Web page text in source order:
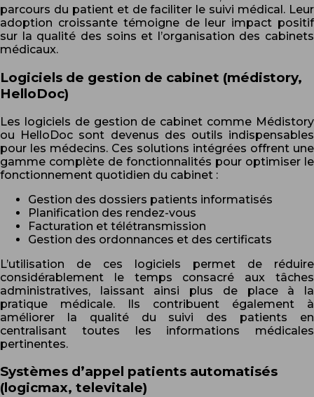
parcours du patient et de faciliter le suivi médical. Leur
adoption croissante témoigne de leur impact positif
sur la qualité des soins et l’organisation des cabinets
médicaux.
Logiciels de gestion de cabinet (médistory,
HelloDoc)
Les logiciels de gestion de cabinet comme Médistory
ou HelloDoc sont devenus des outils indispensables
pour les médecins. Ces solutions intégrées offrent une
gamme complète de fonctionnalités pour optimiser le
fonctionnement quotidien du cabinet :
Gestion des dossiers patients informatisés
Planification des rendez-vous
Facturation et télétransmission
Gestion des ordonnances et des certificats
L’utilisation de ces logiciels permet de réduire
considérablement le temps consacré aux tâches
administratives, laissant ainsi plus de place à la
pratique médicale. Ils contribuent également à
améliorer la qualité du suivi des patients en
centralisant toutes les informations médicales
pertinentes.
Systèmes d’appel patients automatisés
(logicmax, televitale)